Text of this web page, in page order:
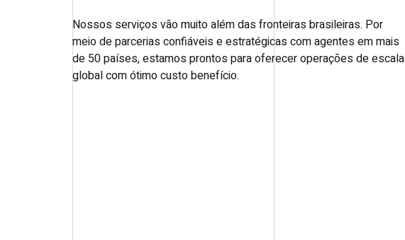
Nossos serviços vão muito além das fronteiras brasileiras. Por
meio de parcerias confiáveis e estratégicas com agentes em mais
de 50 países, estamos prontos para oferecer operações de escala
global com ótimo custo benefício.